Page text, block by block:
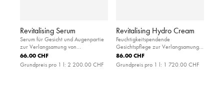
Revitalising Serum
Serum für Gesicht und Augenpartie
zur Verlangsamung von
Alterungsprozessen
66.00 CHF
Grundpreis pro 1 l: 2 200.00 CHF
Revitalising Hydro Cream
Feuchtigkeitspendende
Gesichtspflege zur Verlangsamung
der Hautalterung
86.00 CHF
Grundpreis pro 1 l: 1 720.00 CHF